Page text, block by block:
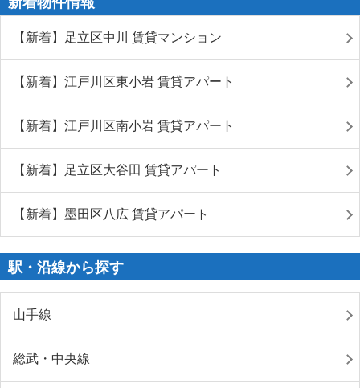
【新着】足立区中川 賃貸マンション
【新着】江戸川区東小岩 賃貸アパート
【新着】江戸川区南小岩 賃貸アパート
【新着】足立区大谷田 賃貸アパート
【新着】墨田区八広 賃貸アパート
駅・沿線から探す
山手線
総武・中央線